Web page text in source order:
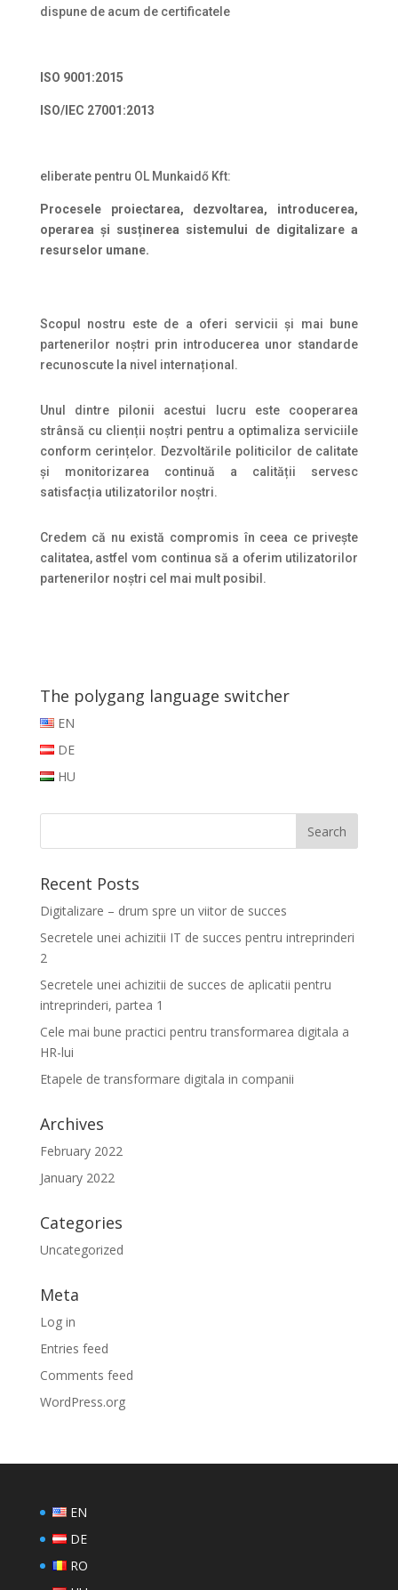
dispune de acum de certificatele
ISO 9001:2015
ISO/IEC 27001:2013
eliberate pentru OL Munkaidő Kft:
Procesele proiectarea, dezvoltarea, introducerea,
operarea și susținerea sistemului de digitalizare a
resurselor umane.
Scopul nostru este de a oferi servicii și mai bune
partenerilor noștri prin introducerea unor standarde
recunoscute la nivel internațional.
Unul dintre pilonii acestui lucru este cooperarea
strânsă cu clienții noștri pentru a optimaliza serviciile
conform cerințelor. Dezvoltările politicilor de calitate
și monitorizarea continuă a calității servesc
satisfacția utilizatorilor noștri.
Credem că nu există compromis în ceea ce privește
calitatea, astfel vom continua să a oferim utilizatorilor
partenerilor noștri cel mai mult posibil.
The polygang language switcher
EN
DE
HU
Recent Posts
Digitalizare – drum spre un viitor de succes
Secretele unei achizitii IT de succes pentru intreprinderi
2
Secretele unei achizitii de succes de aplicatii pentru
intreprinderi, partea 1
Cele mai bune practici pentru transformarea digitala a
HR-lui
Etapele de transformare digitala in companii
Archives
February 2022
January 2022
Categories
Uncategorized
Meta
Log in
Entries feed
Comments feed
WordPress.org
EN
DE
RO